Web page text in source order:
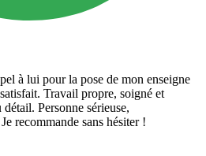
à lui pour la pose de mon enseigne
Travail propre, soigné et
Personne sérieuse,
recommande sans hésiter !